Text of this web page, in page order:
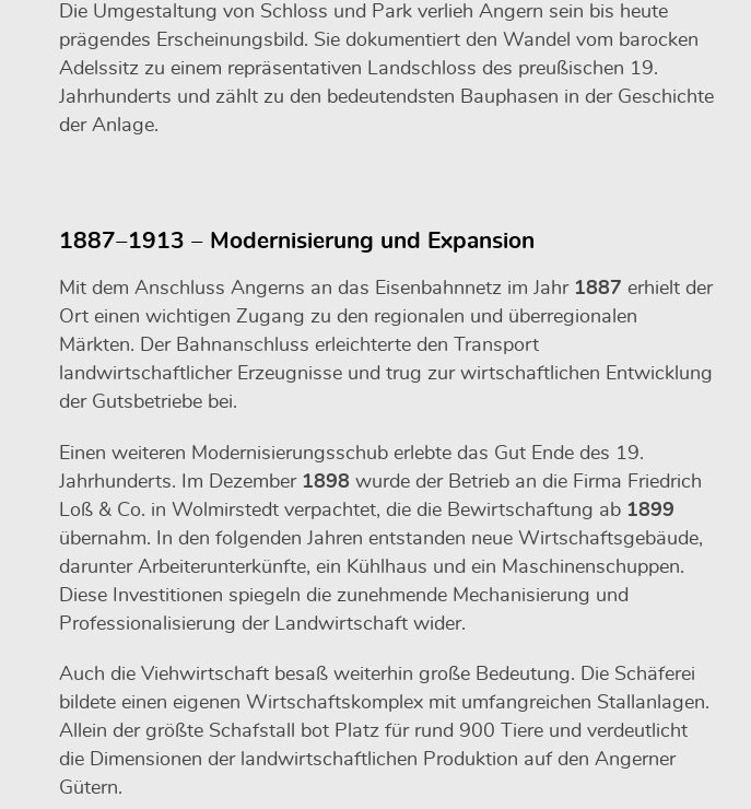
Die Umgestaltung von Schloss und Park verlieh Angern sein bis heute
prägendes Erscheinungsbild. Sie dokumentiert den Wandel vom barocken
Adelssitz zu einem repräsentativen Landschloss des preußischen 19.
Jahrhunderts und zählt zu den bedeutendsten Bauphasen in der Geschichte
der Anlage.
1887–1913 – Modernisierung und Expansion
Mit dem Anschluss Angerns an das Eisenbahnnetz im Jahr 1887 erhielt der
Ort einen wichtigen Zugang zu den regionalen und überregionalen
Märkten. Der Bahnanschluss erleichterte den Transport
landwirtschaftlicher Erzeugnisse und trug zur wirtschaftlichen Entwicklung
der Gutsbetriebe bei.
Einen weiteren Modernisierungsschub erlebte das Gut Ende des 19.
Jahrhunderts. Im Dezember 1898 wurde der Betrieb an die Firma Friedrich
Loß & Co. in Wolmirstedt verpachtet, die die Bewirtschaftung ab 1899
übernahm. In den folgenden Jahren entstanden neue Wirtschaftsgebäude,
darunter Arbeiterunterkünfte, ein Kühlhaus und ein Maschinenschuppen.
Diese Investitionen spiegeln die zunehmende Mechanisierung und
Professionalisierung der Landwirtschaft wider.
Auch die Viehwirtschaft besaß weiterhin große Bedeutung. Die Schäferei
bildete einen eigenen Wirtschaftskomplex mit umfangreichen Stallanlagen.
Allein der größte Schafstall bot Platz für rund 900 Tiere und verdeutlicht
die Dimensionen der landwirtschaftlichen Produktion auf den Angerner
Gütern.